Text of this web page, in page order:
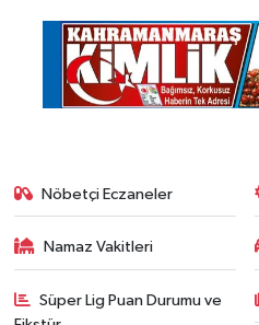
Nöbetçi Eczaneler
Namaz Vakitleri
Süper Lig Puan Durumu ve